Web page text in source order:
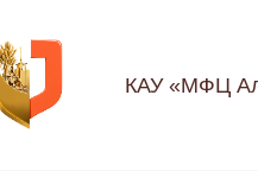
КАУ «МФЦ